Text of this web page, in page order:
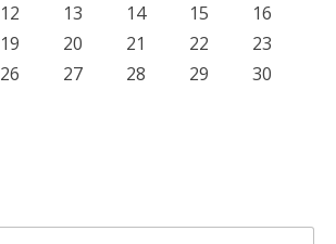
12 13 14 15
16
19 20 21 22
23
26 27 28 29
30